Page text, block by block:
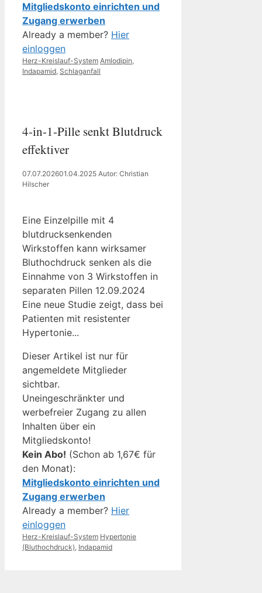
Mitgliedskonto einrichten und
Zugang erwerben
Already a member? Hier
einloggen
Kategorien
Herz-Kreislauf-System Schlagwörter
Amlodipin,
Indapamid, Schlaganfall
4-in-1-Pille senkt Blutdruck
effektiver
07.07.202601.04.2025 Autor: Christian
Hilscher
Eine Einzelpille mit 4
blutdrucksenkenden
Wirkstoffen kann wirksamer
Bluthochdruck senken als die
Einnahme von 3 Wirkstoffen in
separaten Pillen 12.09.2024
Eine neue Studie zeigt, dass bei
Patienten mit resistenter
Hypertonie...
Dieser Artikel ist nur für
angemeldete Mitglieder
sichtbar.
Uneingeschränkter und
werbefreier Zugang zu allen
Inhalten über ein
Mitgliedskonto!
Kein Abo! (Schon ab 1,67€ für
den Monat):
Mitgliedskonto einrichten und
Zugang erwerben
Already a member? Hier
einloggen
Kategorien
Herz-Kreislauf-System Schlagwörter
Hypertonie
(Bluthochdruck), Indapamid